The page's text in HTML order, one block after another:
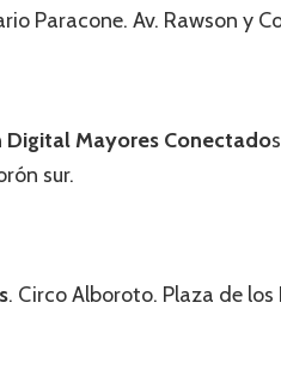
Paracone. Av. Rawson y
Digital Mayores Conectado
sur.
. Circo Alboroto. Plaza de